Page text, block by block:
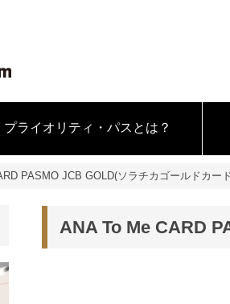
プライオリティ・パスとは？
PASMO JCB GOLD(ソラチカゴールドカー
ANA To Me CARD